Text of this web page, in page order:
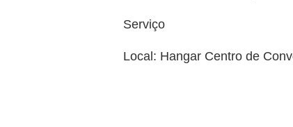
Serviço
Local: Hangar Centro de